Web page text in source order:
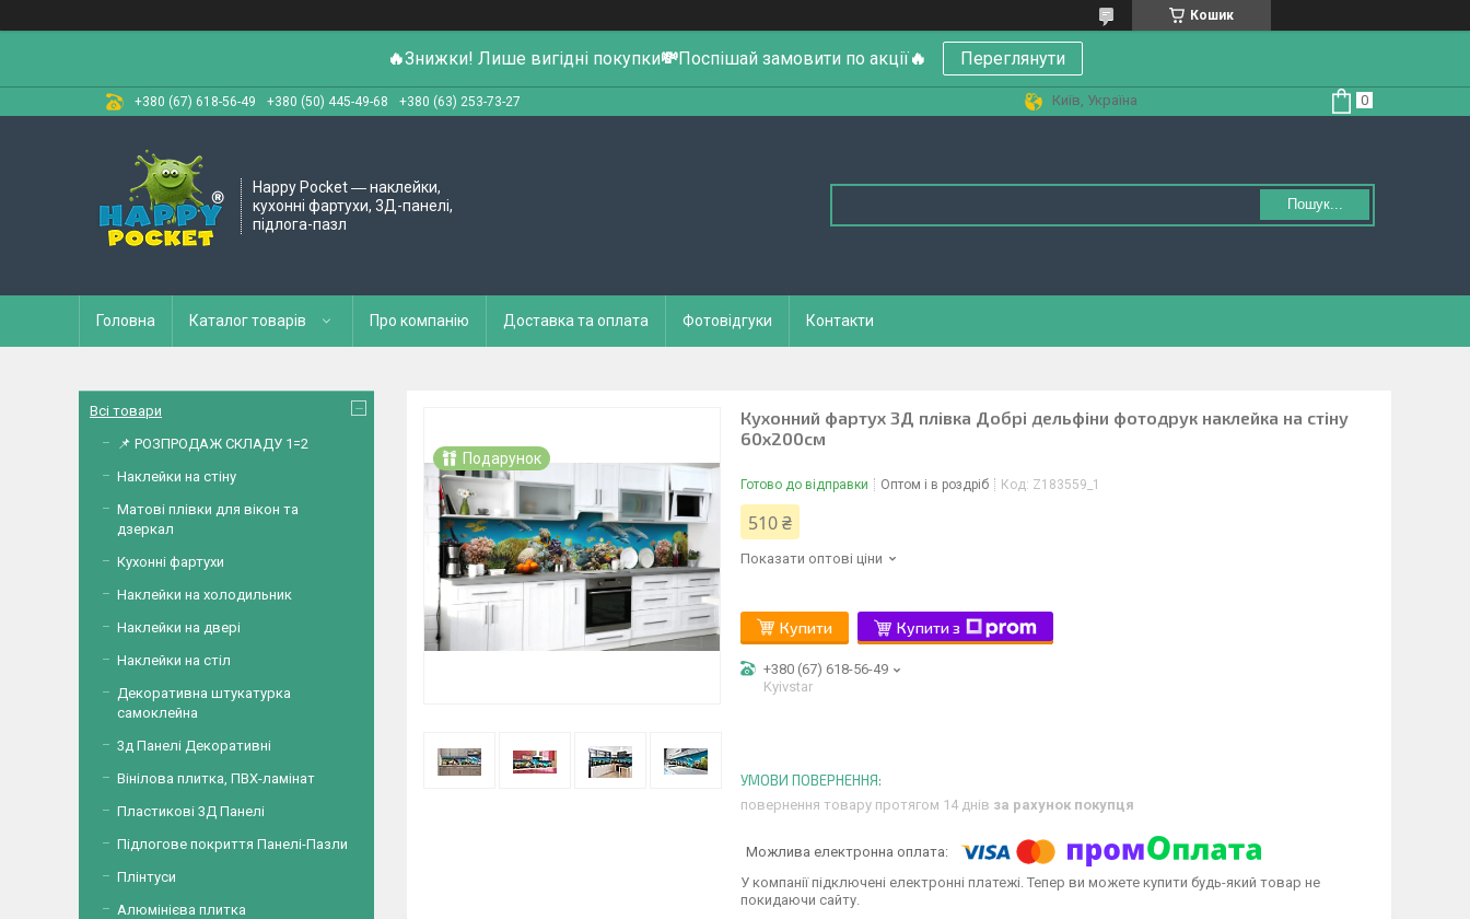
Кошик
🔥Знижки! Лише вигідні покупки💸Поспішай замовити по акції🔥 Переглянути
+380 (67) 618-56-49 +380 (50) 445-49-68 +380 (63) 253-73-27 Київ, Україна
Happy Pocket ― наклейки,
кухонні фартухи, 3Д-панелі,
підлога-пазл
Пошук...
Головна Каталог товарів Про компанію Доставка та оплата Фотовідгуки Контакти
Подарунок
Кухонний фартух 3Д плівка Добрі дельфіни фотодрук наклейка на стіну
60х200см
Готово до відправки Оптом і в роздріб Код: Z183559_1
510 ₴
Показати оптові ціни
Купити Купити з
+380 (67) 618-56-49
Kyivstar
повернення товару протягом 14 днів за рахунок покупця
У компанії підключені електронні платежі. Тепер ви можете купити будь-який товар не
покидаючи сайту.
Всі товари
📌 РОЗПРОДАЖ СКЛАДУ 1=2
Наклейки на стіну
Матові плівки для вікон та
дзеркал
Кухонні фартухи
Наклейки на холодильник
Наклейки на двері
Наклейки на стіл
Декоративна штукатурка
самоклейна
3д Панелі Декоративні
Вінілова плитка, ПВХ-ламінат
Пластикові 3Д Панелі
Підлогове покриття Панелі-Пазли
Плінтуси
Алюмінієва плитка